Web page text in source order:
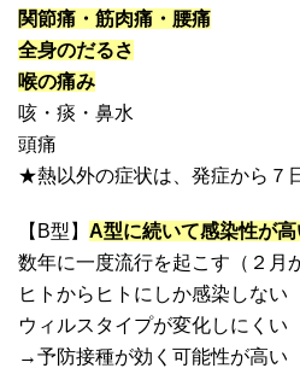
関節痛・筋肉痛・腰痛
全身のだるさ
喉の痛み
咳・痰・鼻水
頭痛
★熱以外の症状は、発症から７
【B型】 A型に続いて感染性が高
数年に一度流行を起こす（２月
ヒトからヒトにしか感染しない
ウィルスタイプが変化しにくい
→予防接種が効く可能性が高い